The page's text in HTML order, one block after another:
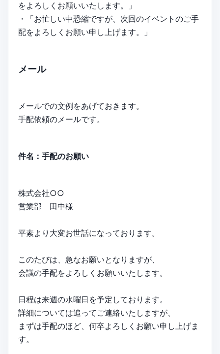
をよろしくお願いいたします。」
・「お忙しい中恐縮ですが、次回のイベントのご手
配をよろしくお願い申し上げます。」
メール
メールでの文例をあげておきます。
手配依頼のメールです。
件名：手配のお願い
株式会社○○
営業部 田中様
平素より大変お世話になっております。
このたびは、急なお願いとなりますが、
会議の手配をよろしくお願いいたします。
日程は来週の水曜日を予定しております。
詳細については追ってご連絡いたしますが、
まずは手配のほど、何卒よろしくお願い申し上げま
す。